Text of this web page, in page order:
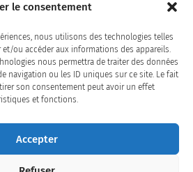
le consentement
nous utilisons des technologies telles
ou accéder aux informations des appareils.
nous permettra de traiter des données
navigation ou les ID uniques sur ce site. Le fait
son consentement peut avoir un effet
et fonctions.
Accepter
l'appli Belleville
smartphone